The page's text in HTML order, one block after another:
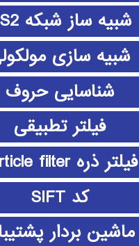
شبیه ساز شبکه NS2
شبیه سازی
شناسایی حروف
فیلتر تطبیقی
فیلتر ذره particle filter
کد SIFT
ماشین بردار